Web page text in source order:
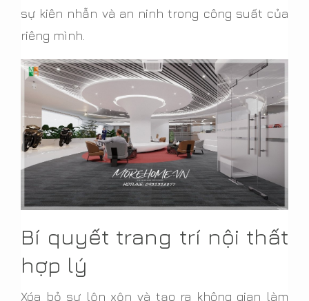
sự kiên nhẫn và an ninh trong công suất của
riêng mình.
Bí quyết trang trí nội thất
hợp lý
Xóa bỏ sự lộn xộn và tạo ra không gian làm